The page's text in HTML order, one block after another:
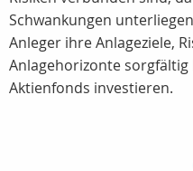
Schwankungen
Anleger ihre Anlageziele,
Anlagehorizonte
Aktienfonds investieren.